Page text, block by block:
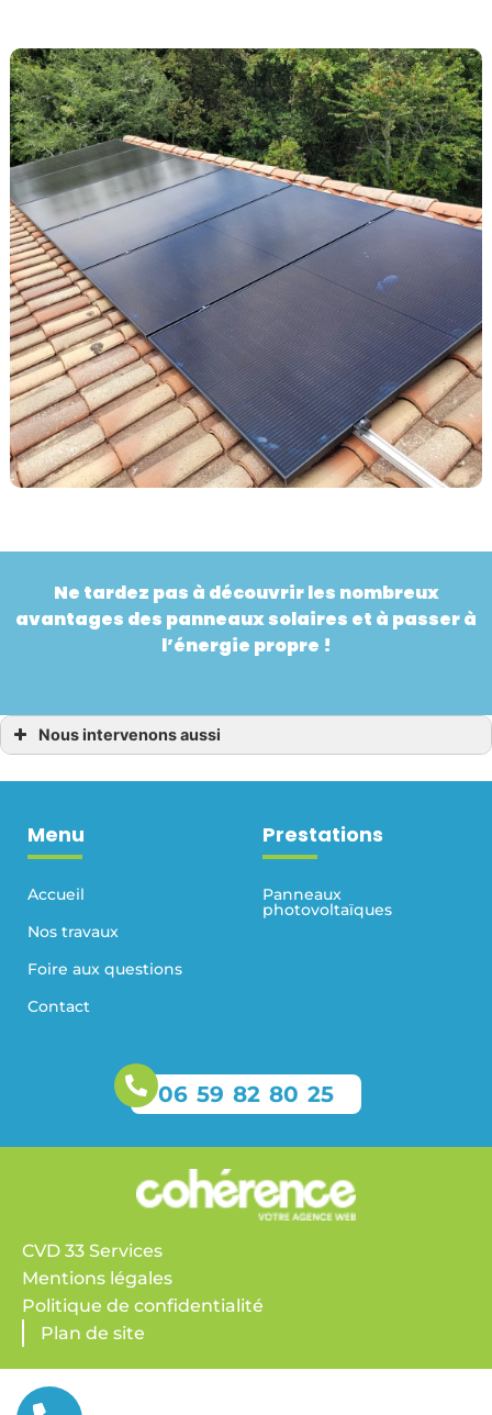
Ne tardez pas à découvrir les nombreux
avantages des panneaux solaires et à passer à
l’énergie propre !
Nous intervenons aussi
Panneaux solaires Lege Cap Ferret
Panneaux solaires Martillac
Panneaux solaires Parentis-en-Born
Panneaux solaires Castelnau-de-Médoc
Panneaux solaires Saugnet et Muret
Menu
Accueil
Nos travaux
Foire aux questions
Contact
Prestations
Panneaux
photovoltaïques
06 59 82 80 25
CVD 33 Services
Mentions légales
Politique de confidentialité
Plan de site